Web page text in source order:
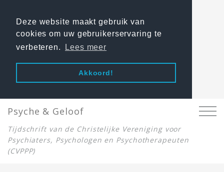
Deze website maakt gebruik van
cookies om uw gebruikerservaring te
verbeteren.
Lees meer
Akkoord!
Psyche & Geloof
Tijdschrift van de Christelijke Vereniging voor
Psychiaters, Psychologen en Psychotherapeuten
(CVPPP)